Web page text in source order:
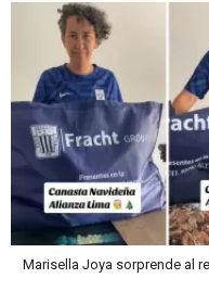
Marisella Joya sorprende al